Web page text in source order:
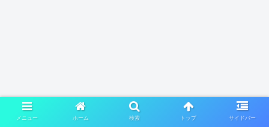
メニュー ホーム 検索 トップ サイドバー